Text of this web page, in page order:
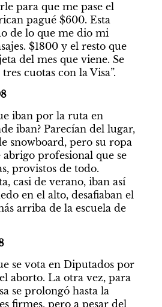
para que me pase el
pagué $600. Esta
de lo que me dio mi
$1800 y el resto que
del mes que viene. Se
cuotas con la Visa”.
iban por la ruta en
iban? Parecían del lugar,
snowboard, pero su ropa
profesional que se
provistos de todo.
casi de verano, iban así
en el alto, desafiaban el
arriba de la escuela de
se vota en Diputados por
aborto. La otra vez, para
se prolongó hasta la
firmes, pero a pesar del